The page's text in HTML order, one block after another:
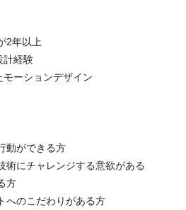
2年以上
計経験
モーションデザイン
動ができる方
術にチャレンジする意欲がある
方
へのこだわりがある方